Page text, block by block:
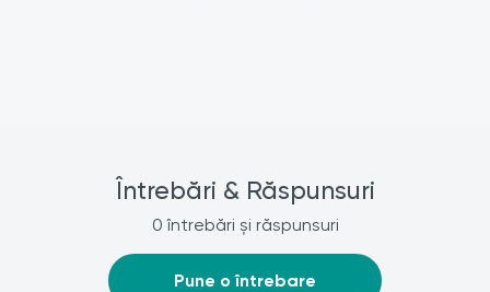
Întrebări & Răspunsuri
0 întrebări și răspunsuri
Pune o întrebare